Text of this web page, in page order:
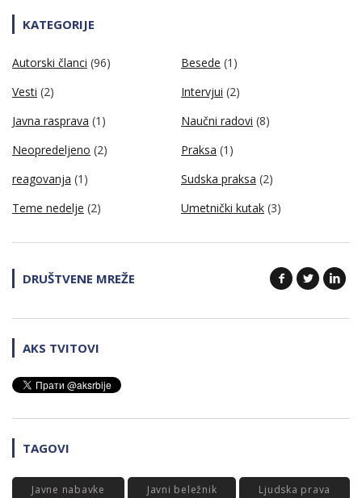
KATEGORIJE
Autorski članci (96) Besede (1)
Vesti (2) Intervjui (2)
Javna rasprava (1) Naučni radovi (8)
Neopredeljeno (2) Praksa (1)
reagovanja (1) Sudska praksa (2)
Teme nedelje (2) Umetnički kutak (3)
DRUŠTVENE MREŽE
AKS TVITOVI
TAGOVI
Javne nabavke Javni beležnik Ljudska prava